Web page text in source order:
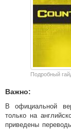
Подробный
Важно:
В официальной
только на
приведены